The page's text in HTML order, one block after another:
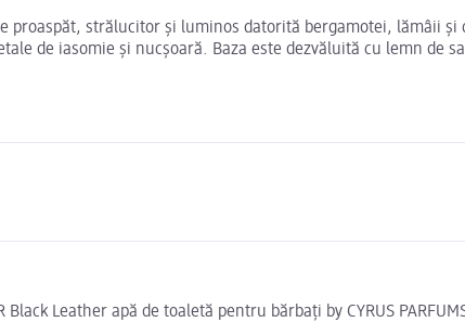
proaspăt, strălucitor și luminos datorită bergamotei, lămâii
de iasomie și nucșoară. Baza este dezvăluită cu lemn
Leather apă de toaletă pentru bărbați by CYRUS